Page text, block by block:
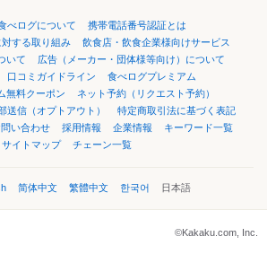
べログについて
携帯電話番号認証とは
する取り組み
飲食店・飲食企業様向けサービス
いて
広告（メーカー・団体様等向け）について
口コミガイドライン
食べログプレミアム
無料クーポン
ネット予約（リクエスト予約）
送信（オプトアウト）
特定商取引法に基づく表記
い合わせ 採用情報 企業情報
キーワード一覧
サイトマップ
チェーン一覧
简体中文 繁體中文 한국어 日本語
©Kakaku.com, Inc.